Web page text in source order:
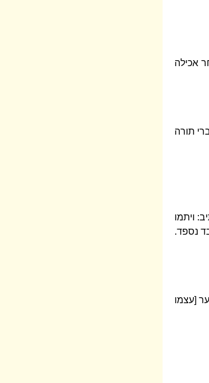
אכילה
תורה
ויתמו
נספד.
[עצמו